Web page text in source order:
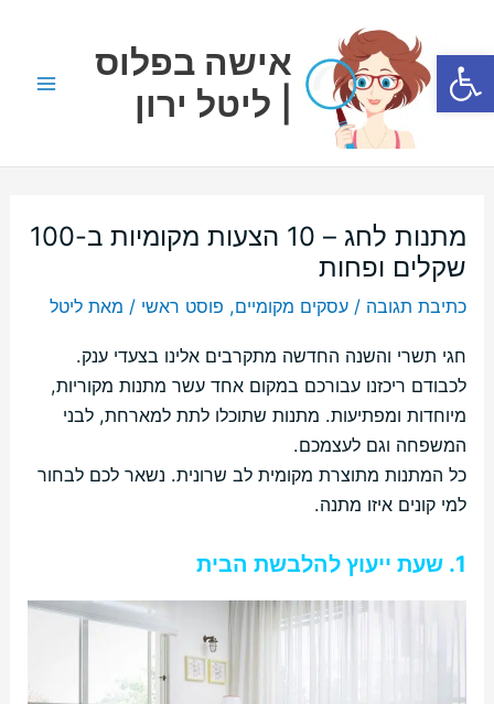
פתח סרגל נגישות
אישה בפלוס
| ליטל ירון
מתנות לחג – 10 הצעות מקומיות ב-100
שקלים ופחות
כתיבת תגובה /עסקים מקומיים, פוסט ראשי / מאתליטל
חגי תשרי והשנה החדשה מתקרבים אלינו בצעדי ענק.
לכבודם ריכזנו עבורכם במקום אחד עשר מתנות מקוריות,
מיוחדות ומפתיעות. מתנות שתוכלו לתת למארחת, לבני
המשפחה וגם לעצמכם.
כל המתנות מתוצרת מקומית לב שרונית. נשאר לכם לבחור
למי קונים איזו מתנה.
1. שעת ייעוץ להלבשת הבית